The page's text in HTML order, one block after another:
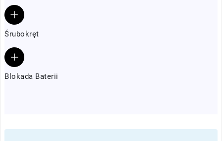
Śrubokręt
Blokada Baterii